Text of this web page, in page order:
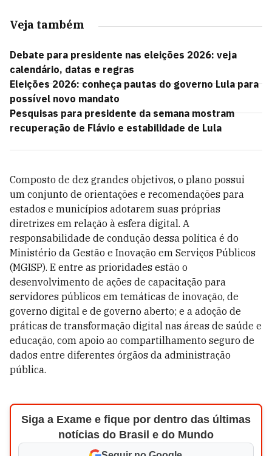
Veja também
Debate para presidente nas eleições 2026: veja
calendário, datas e regras
Eleições 2026: conheça pautas do governo Lula para
possível novo mandato
Pesquisas para presidente da semana mostram
recuperação de Flávio e estabilidade de Lula
Composto de dez grandes objetivos, o plano possui
um conjunto de orientações e recomendações para
estados e municípios adotarem suas próprias
diretrizes em relação à esfera digital. A
responsabilidade de condução dessa política é do
Ministério da Gestão e Inovação em Serviços Públicos
(MGISP). E entre as prioridades estão o
desenvolvimento de ações de capacitação para
servidores públicos em temáticas de inovação, de
governo digital e de governo aberto; e a adoção de
práticas de transformação digital nas áreas de saúde e
educação, com apoio ao compartilhamento seguro de
dados entre diferentes órgãos da administração
pública.
Siga a Exame e fique por dentro das últimas
notícias do Brasil e do Mundo